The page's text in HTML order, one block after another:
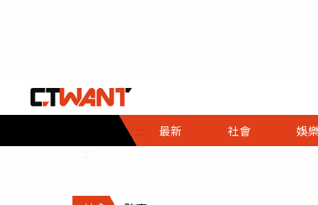
::: 最新 社會
社會首頁
時事
調查
娛樂
娛樂首頁
即時
財經首頁
熱線
政